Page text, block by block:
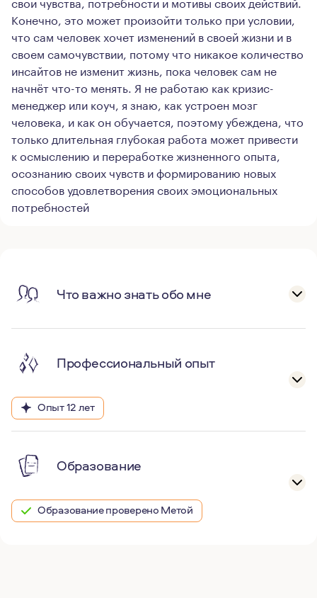
Конечно, это может произойти только при условии,
что сам человек хочет изменений в своей жизни и в
своем самочувствии, потому что никакое количество
инсайтов не изменит жизнь, пока человек сам не
начнёт что-то менять. Я не работаю как кризис-
менеджер или коуч, я знаю, как устроен мозг
человека, и как он обучается, поэтому убеждена, что
только длительная глубокая работа может привести
к осмыслению и переработке жизненного опыта,
осознанию своих чувств и формированию новых
способов удовлетворения своих эмоциональных
потребностей
Что важно знать обо мне
Профессиональный опыт
Опыт 12 лет
Образование
Образование проверено Метой